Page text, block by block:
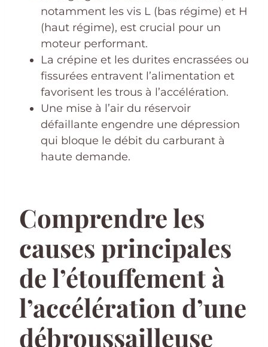
notamment les vis L (bas régime) et H
(haut régime), est crucial pour un
moteur performant.
La crépine et les durites encrassées ou
fissurées entravent l’alimentation et
favorisent les trous à l’accélération.
Une mise à l’air du réservoir
défaillante engendre une dépression
qui bloque le débit du carburant à
haute demande.
Comprendre les
causes principales
de l’étouffement à
l’accélération d’une
débroussailleuse